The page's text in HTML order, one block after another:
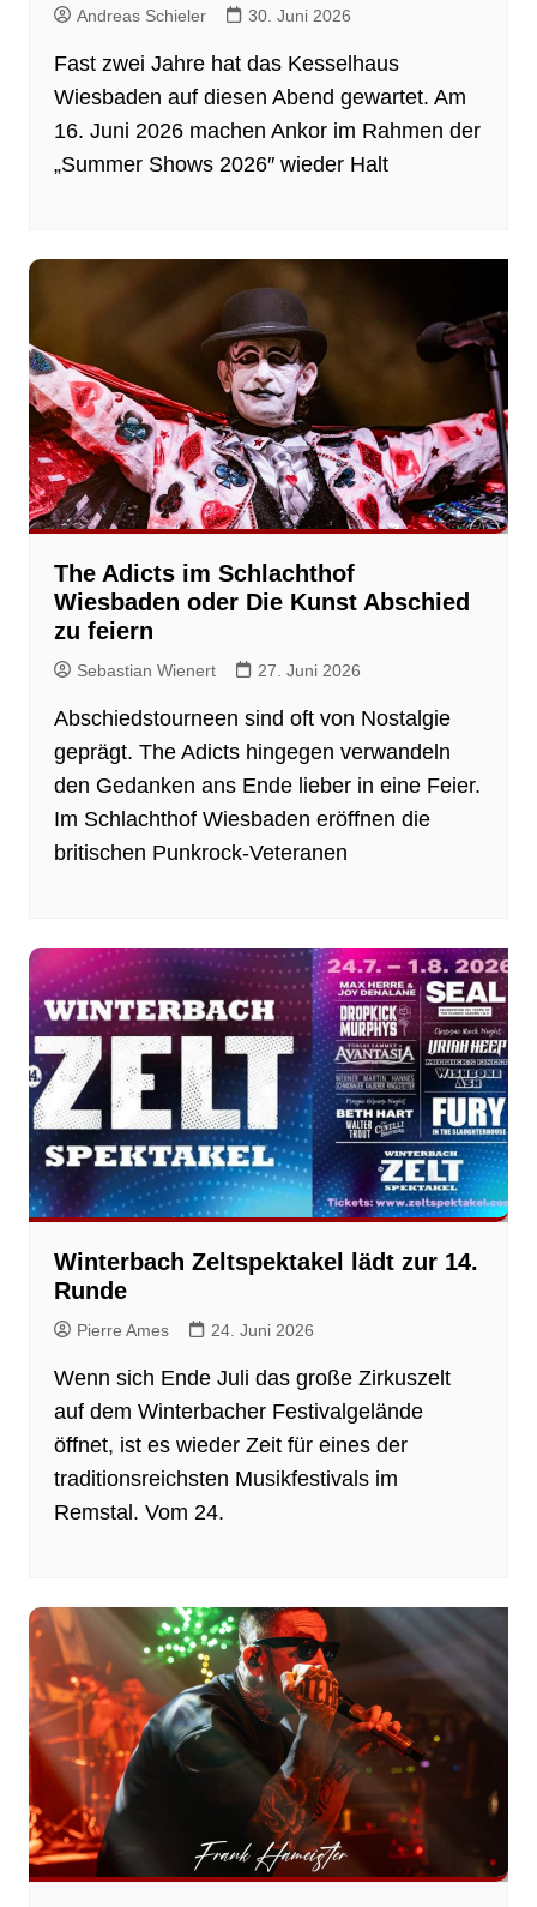
Andreas Schieler 30. Juni 2026
Fast zwei Jahre hat das Kesselhaus
Wiesbaden auf diesen Abend gewartet. Am
16. Juni 2026 machen Ankor im Rahmen der
„Summer Shows 2026″ wieder Halt
The Adicts im Schlachthof
Wiesbaden oder Die Kunst Abschied
zu feiern
Sebastian Wienert 27. Juni 2026
Abschiedstourneen sind oft von Nostalgie
geprägt. The Adicts hingegen verwandeln
den Gedanken ans Ende lieber in eine Feier.
Im Schlachthof Wiesbaden eröffnen die
britischen Punkrock-Veteranen
Winterbach Zeltspektakel lädt zur 14.
Runde
Pierre Ames 24. Juni 2026
Wenn sich Ende Juli das große Zirkuszelt
auf dem Winterbacher Festivalgelände
öffnet, ist es wieder Zeit für eines der
traditionsreichsten Musikfestivals im
Remstal. Vom 24.